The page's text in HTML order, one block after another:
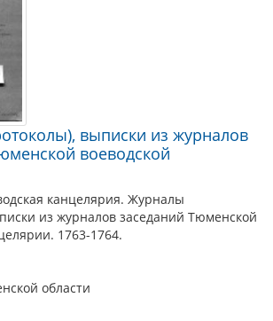
выписки из журналов
воеводской
канцелярия. Журналы
из журналов заседаний Тюменской
1763-1764.
области